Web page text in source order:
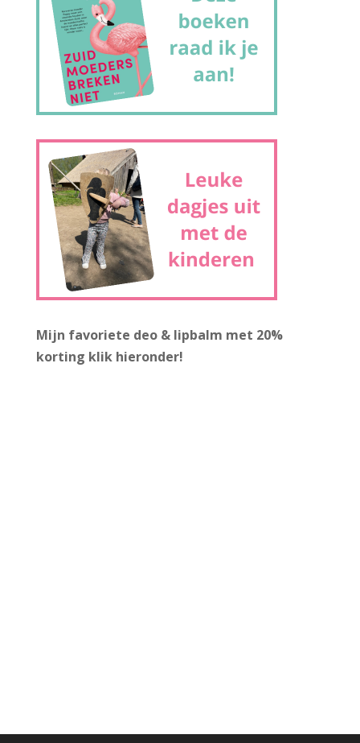
Mijn favoriete deo & lipbalm met 20%
korting klik hieronder!